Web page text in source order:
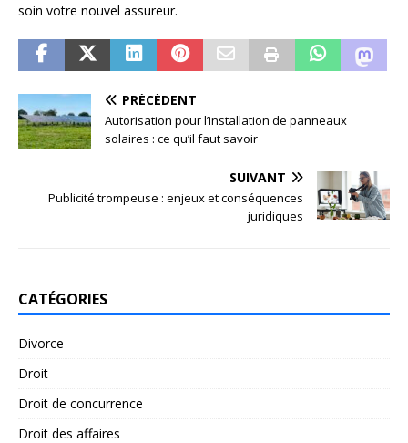
soin votre nouvel assureur.
PRÉCÉDENT
Autorisation pour l’installation de panneaux
solaires : ce qu’il faut savoir
SUIVANT
Publicité trompeuse : enjeux et conséquences
juridiques
CATÉGORIES
Divorce
Droit
Droit de concurrence
Droit des affaires